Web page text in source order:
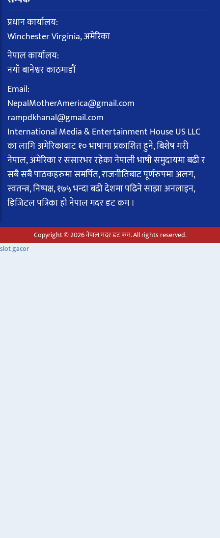
प्रधान कार्यालय:
Winchester Virginia, अमेरिका
नेपाल कार्यालय:
नयाँ बानेश्वर काठमाडौं
Email:
NepalMotherAmerica@gmail.com
rampdkhanal@gmail.com
International Media & Entertainment House US LLC
का लागि अमेरिकाबाट १० भाषामा प्रकाशित हुने, बिशेष गरी
नेपाल, अमेरिका र संसारभर रहेका नेपाली भाषी समुदायमा बढी र
सबै सबै पाठकहरुमा समर्पित, राजनीतिबाट पूर्णरुपमा अलग,
स्वतन्त्र, निष्पक्ष, १७५ भन्दा बढी देशमा पढिने साझा अनलाइन,
डिजिटल पत्रिका हो नेपाल मदर डट कम ।
Copyright © 2026 नेपाल मदर डट कम. All rights reserved.
slot gacor